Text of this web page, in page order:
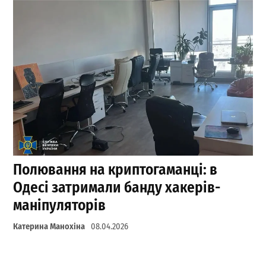
Полювання на криптогаманці: в
Одесі затримали банду хакерів-
маніпуляторів
Катерина Манохіна 08.04.2026